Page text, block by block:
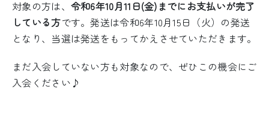
対象の方は、 令和6年10月11日(金)までにお支払いが完了
している方です。発送は令和6年10月15日（火）の発送
となり、当選は発送をもってかえさせていただきます。
まだ入会していない方も対象なので、ぜひこの機会にご
入会ください♪